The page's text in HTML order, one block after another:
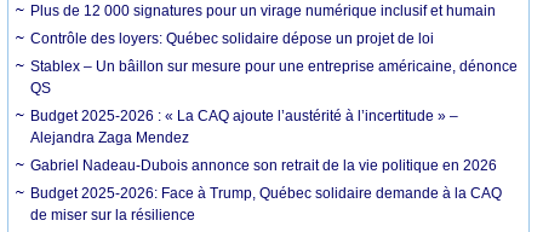
Plus de 12 000 signatures pour un virage numérique inclusif et humain
Contrôle des loyers: Québec solidaire dépose un projet de loi
Stablex – Un bâillon sur mesure pour une entreprise américaine, dénonce
QS
Budget 2025-2026 : « La CAQ ajoute l’austérité à l’incertitude » –
Alejandra Zaga Mendez
Gabriel Nadeau-Dubois annonce son retrait de la vie politique en 2026
Budget 2025-2026: Face à Trump, Québec solidaire demande à la CAQ
de miser sur la résilience